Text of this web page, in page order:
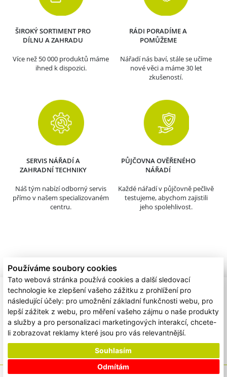
Používáme soubory cookies
Tato webová stránka používá cookies a další sledovací
technologie ke zlepšení vašeho zážitku z prohlížení pro
následující účely: pro umožnění základní funkčnosti webu, pro
lepší zážitek z webu, pro měření vašeho zájmu o naše produkty
a služby a pro personalizaci marketingových interakcí,chcete-
li zobrazovat reklamy které jsou pro vás relevantnější.
Souhlasím
Odmítám
ŠIROKÝ SORTIMENT PRO
DÍLNU A ZAHRADU
Více než 50 000 produktů máme
ihned k dispozici.
RÁDI PORADÍME A
POMŮŽEME
Nářadí nás baví, stále se učíme
nové věci a máme 30 let
zkušeností.
SERVIS NÁŘADÍ A
ZAHRADNÍ TECHNIKY
Náš tým nabízí odborný servis
přímo v našem specializovaném
centru.
PŮJČOVNA OVĚŘENÉHO
NÁŘADÍ
Každé nářadí v půjčovně pečlivě
testujeme, abychom zajistili
jeho spolehlivost.
Ochrana osobních údajů